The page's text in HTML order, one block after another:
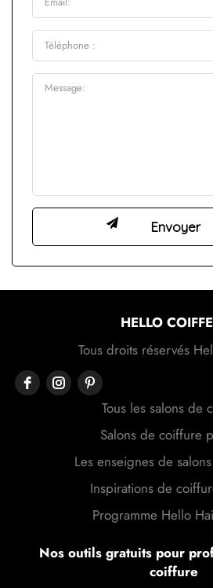
HELLO
Tous droits réservés
Tous les salons de
Salons de coiffure
Les enseignes de
Inspirations de
Programme Hello
Nos outils gratuits pour
coiffure